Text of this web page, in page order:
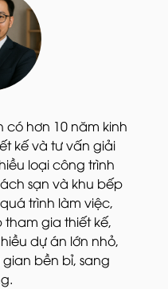
có hơn 10 năm kinh
kế và tư vấn giải
loại công trình
sạn và khu bếp
trình làm việc,
tham gia thiết kế,
dự án lớn nhỏ,
bền bỉ, sang